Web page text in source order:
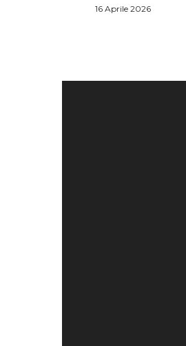
16 Aprile 2026